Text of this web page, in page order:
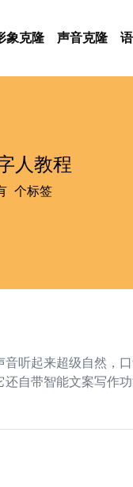
象克隆 声音克隆
人教程
1 个标签
起来超级自然，
自带智能文案写作